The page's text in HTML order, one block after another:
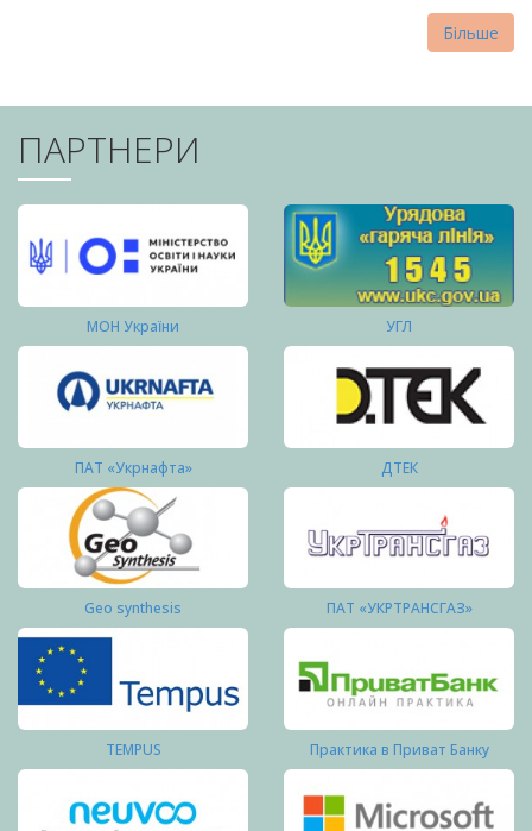
Більше
ПАРТНЕРИ
МОН України УГЛ
ПАТ «Укрнафта» ДТЕК
Geo synthesis ПАТ «УКРТРАНСГАЗ»
TEMPUS Практика в Приват Банку